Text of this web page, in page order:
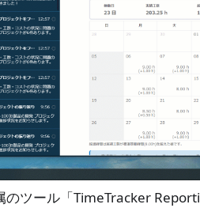
のツール「TimeTracker